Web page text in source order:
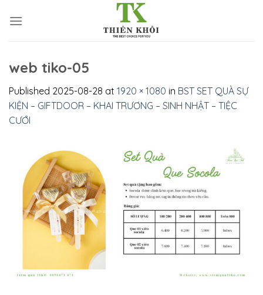
web tiko-05
Published 2025-08-28 at 1920 × 1080 in BST SET QUÀ SỰ
KIỆN – GIFTDOOR – KHAI TRƯƠNG – SINH NHẬT – TIỆC
CƯỚI